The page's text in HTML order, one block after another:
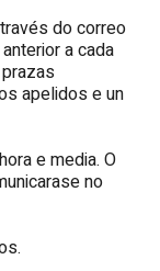
do correo
a cada
apelidos e un
e media. O
no